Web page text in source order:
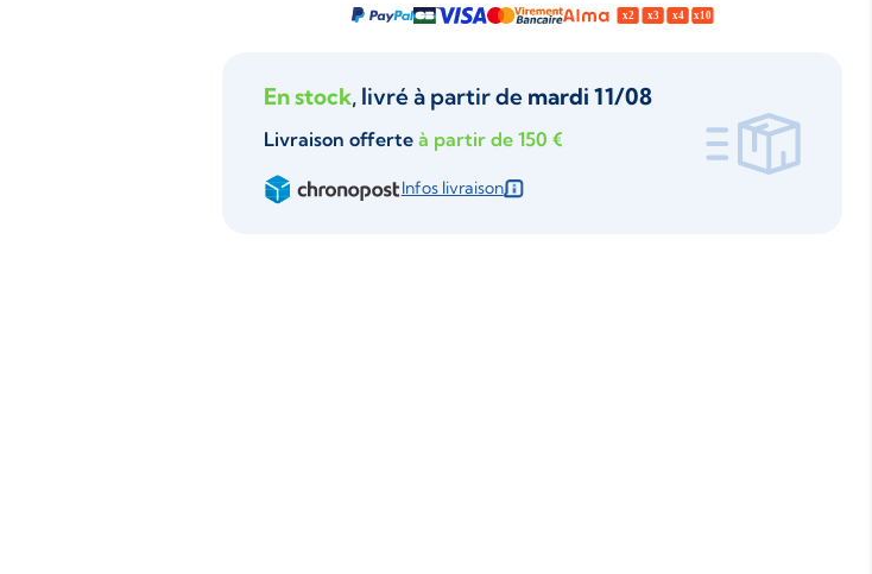
En stock, livré à partir de mardi 11/08
Livraison offerteà partir de 150 €
Infos livraison